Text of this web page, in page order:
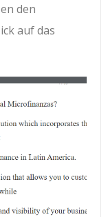
den
auf das